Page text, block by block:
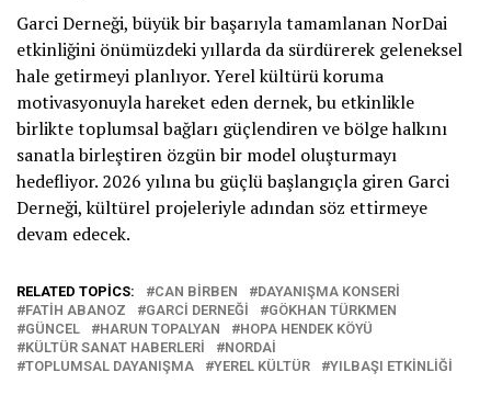
Garci Derneği, büyük bir başarıyla tamamlanan NorDai
etkinliğini önümüzdeki yıllarda da sürdürerek geleneksel
hale getirmeyi planlıyor. Yerel kültürü koruma
motivasyonuyla hareket eden dernek, bu etkinlikle
birlikte toplumsal bağları güçlendiren ve bölge halkını
sanatla birleştiren özgün bir model oluşturmayı
hedefliyor. 2026 yılına bu güçlü başlangıçla giren Garci
Derneği, kültürel projeleriyle adından söz ettirmeye
devam edecek.
RELATED TOPICS: CAN BIRBEN
DAYANIŞMA KONSERI
FATIH ABANOZ
GARCI DERNEĞI
GÖKHAN TÜRKMEN
GÜNCEL
HARUN TOPALYAN
HOPA HENDEK KÖYÜ
KÜLTÜR SANAT HABERLERI
NORDAI
TOPLUMSAL DAYANIŞMA
YEREL KÜLTÜR YILBAŞI ETKINLIĞI